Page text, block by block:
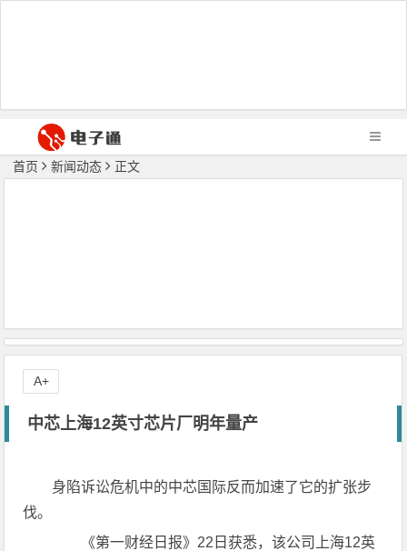
首页 新闻动态 正文
中芯上海12英寸芯片厂明年量产
身陷诉讼危机中的中芯国际反而加速了它的扩张步
伐。
《第一财经日报》22日获悉，该公司上海12英
A+